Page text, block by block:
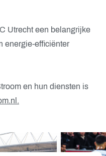
Utrecht een belangrijke
energie-efficiënter
en hun diensten is